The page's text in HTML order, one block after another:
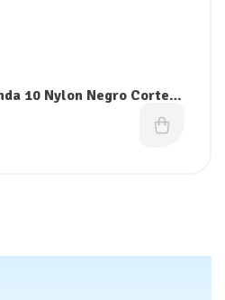
10 Nylon Negro Corte